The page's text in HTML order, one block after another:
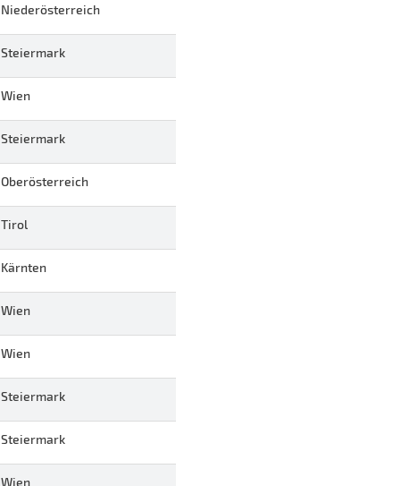
Niederösterreich
Steiermark
Wien
Steiermark
Oberösterreich
Tirol
Kärnten
Wien
Wien
Steiermark
Steiermark
Wien